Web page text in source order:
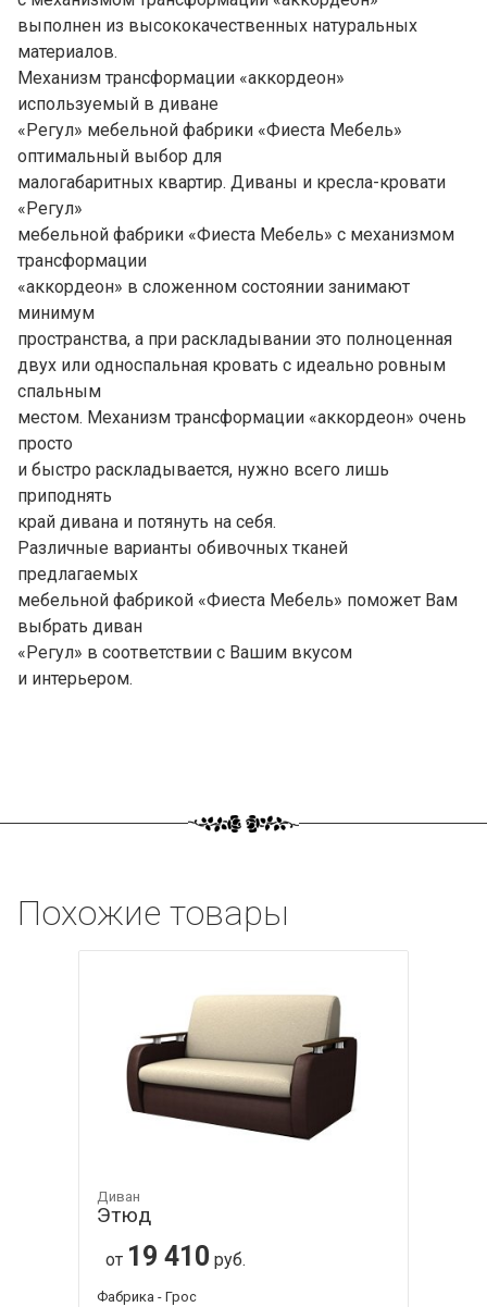
выполнен из высококачественных натуральных
материалов.
Механизм трансформации «аккордеон»
используемый в диване
«Регул» мебельной фабрики «Фиеста Мебель»
оптимальный выбор для
малогабаритных квартир. Диваны и кресла-кровати
«Регул»
мебельной фабрики «Фиеста Мебель» с механизмом
трансформации
«аккордеон» в сложенном состоянии занимают
минимум
пространства, а при раскладывании это полноценная
двух или односпальная кровать с идеально ровным
спальным
местом. Механизм трансформации «аккордеон» очень
просто
и быстро раскладывается, нужно всего лишь
приподнять
край дивана и потянуть на себя.
Различные варианты обивочных тканей
предлагаемых
мебельной фабрикой «Фиеста Мебель» поможет Вам
выбрать диван
«Регул» в соответствии с Вашим вкусом
и интерьером.
Похожие товары
Диван
Этюд
от 19 410 руб.
Фабрика - Грос